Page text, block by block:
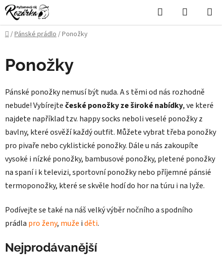
Přejít
na
obsah
Hledat
KOŠÍK
Domů
/Pánské prádlo/Ponožky
Ponožky
Pánské ponožky nemusí být nuda. A s těmi od nás rozhodně
nebude! Vybírejte české ponožky ze široké nabídky, ve které
najdete například tzv. happy socks neboli veselé ponožky z
bavlny, které osvěží každý outfit. Můžete vybrat třeba ponožky
pro pivaře nebo cyklistické ponožky. Dále u nás zakoupíte
vysoké i nízké ponožky, bambusové ponožky, pletené ponožky
na spaní i k televizi, sportovní ponožky nebo příjemné pánsié
termoponožky, které se skvěle hodí do hor na túru i na lyže.
Podívejte se také na náš velký výběr nočního a spodního
prádla pro ženy, muže iděti.
Nejprodávanější